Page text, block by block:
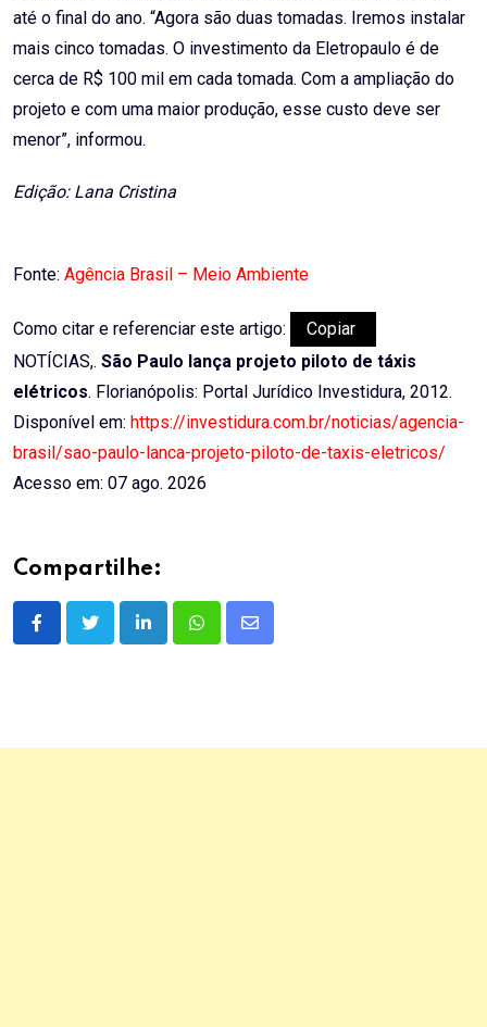
até o final do ano. “Agora são duas tomadas. Iremos instalar
mais cinco tomadas. O investimento da Eletropaulo é de
cerca de R$ 100 mil em cada tomada. Com a ampliação do
projeto e com uma maior produção, esse custo deve ser
menor”, informou.
Edição: Lana Cristina
Fonte: Agência Brasil – Meio Ambiente
Como citar e referenciar este artigo:
Copiar
NOTÍCIAS,. São Paulo lança projeto piloto de táxis
elétricos. Florianópolis: Portal Jurídico Investidura, 2012.
Disponível em: https://investidura.com.br/noticias/agencia-
brasil/sao-paulo-lanca-projeto-piloto-de-taxis-eletricos/
Acesso em: 07 ago. 2026
Compartilhe:
LinkedInWhatsappShare